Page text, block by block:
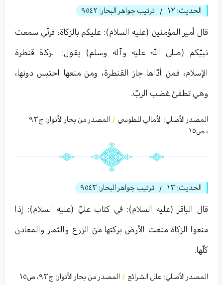
الحديث: ١٢ / ترتيب جواهر البحار: ٩٥٤٢
قال أمير المؤمنين (عليه السلام): عليكم بالزكاة، فإنّي سمعت
نبيّكم (صلى الله عليه وآله وسلم) يقول: الزكاة قنطرة
الإسلام، فمن أدّاها جاز القنطرة، ومن منعها احتبس دونها،
وهي تطفئ غضب الربّ.
المصدر الأصلي: الأمالي للطوسي / المصدر من بحار الأنوار: ج٩٣
، ص١٥
الحديث: ١٣ / ترتيب جواهر البحار: ٩٥٤٣
قال الباقر (عليه السلام): في كتاب عليّ (عليه السلام): إذا
منعوا الزكاة منعت الأرض بركتها من الزرع والثمار والمعادن
كلّها.
المصدر الأصلي: علل الشرائع / المصدر من بحار الأنوار: ج٩٣، ص١٥